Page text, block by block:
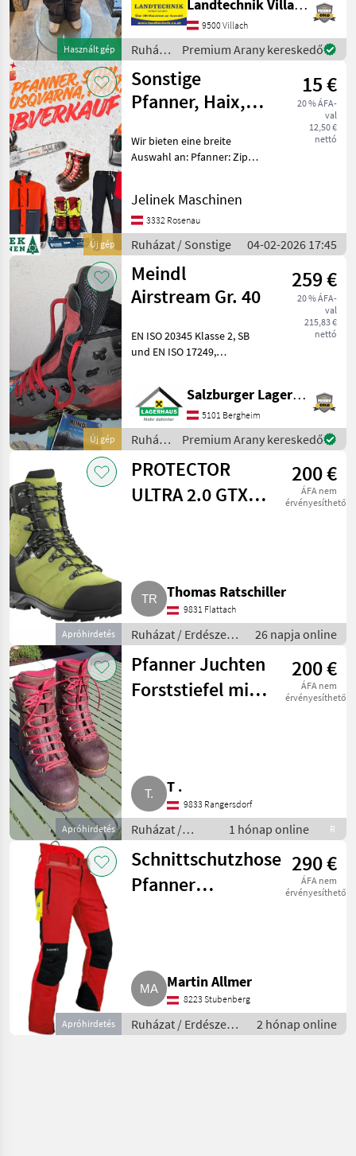
MARKETPLACE
Marketplace
Kereskedői
ajánlatok
Apróhirdetések
Használt gép
cipzáras elülső zsebekkel, 1.
osztályú (20 m/s)
védelemmel, 58-as
méretben k
Landtechnik Villach GmbH
9500 Villach
Ruházat
/
Husqvarna
Premium Arany kereskedő
Új gép
Sonstige
Pfanner, Haix,
Husqvarna -
15 €
20 % ÁFA-
val
12,50 €
nettó
Wir bieten eine breite
Auswahl an: Pfanner: Zipp
Thermohosen, Concept
Outdoorhosen, Gladiator
Extrem & Keprotec Schnitt
Jelinek Maschinen
3332 Rosenau
Ruházat / Sonstige 04-02-2026 17:45
Új gép
Meindl
Airstream Gr. 40
259 €
20 % ÁFA-
val
215,83 €
nettó
EN ISO 20345 Klasse 2, SB
und EN ISO 17249,
(niedriges Gewicht, keine
Kältebrücken), verlängerte
Lasche für optimal
Salzburger Lagerhaus-Technik
5101 Bergheim
Ruházat
/
Meindl
Premium Arany kereskedő
Apróhirdetés
PROTECTOR
ULTRA 2.0 GTX
200 €
ÁFA nem
érvényesíthető
Thomas Ratschiller
9831 Flattach
Ruházat / Erdészeti
munkaruha
26 napja online
Apróhirdetés
Pfanner Juchten
Forststiefel mit
200 €
ÁFA nem
érvényesíthető
T .
9833 Rangersdorf
Ruházat /
Erdészeti
munkaruha
1 hónap online R
Apróhirdetés
Schnittschutzhose
Pfanner
290 €
ÁFA nem
érvényesíthető
Martin Allmer
8223 Stubenberg
Ruházat / Erdészeti
munkaruha
2 hónap online